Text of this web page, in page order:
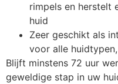
rimpels en herstelt
huid
Zeer geschikt als
voor alle
Blijft minstens 72 uur
geweldige stap in uw